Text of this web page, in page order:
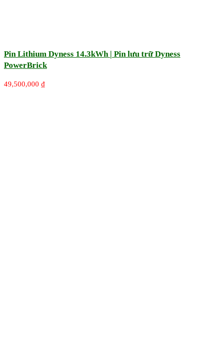
Pin Lithium Dyness 14.3kWh | Pin lưu trữ Dyness
PowerBrick
49,500,000 ₫